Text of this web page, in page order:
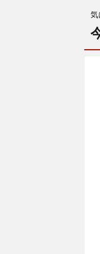
気